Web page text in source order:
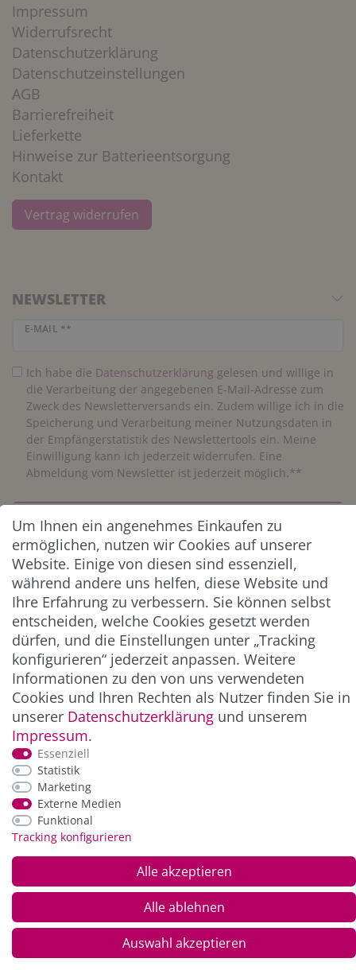
Impressum
Widerrufsrecht
Datenschutzerklärung
Datenschutzeinstellungen
AGB
Barrierefreiheit
Lieferkette
Hinweise zur Batterieentsorgung
Kontakt
Vertrag widerrufen
NEWSLETTER
E-MAIL **
Newsletter Honig
Ich habe die Daten­schutz­erklärung gelesen und willige in
die Verarbeitung der angegebenen E-Mail-Adresse zum
Zweck des Newsletterversands ein. Zudem willige ich in die
Speicherung und Verarbeitung meiner Nutzungsdaten in
der Empfängerstatistik des Newslettertools ein. Meine
Einwilligung kann ich jederzeit widerrufen. Eine
Abmeldung vom Newsletter ist jederzeit möglich.**
Abonnieren
** Hierbei handelt es sich um ein Pflichtfeld.
ZAHLUNG & VERSAND
*Alle Preise inkl. der gesetzl. MwSt. zzgl.
und Versandkosten
Um Ihnen ein angenehmes Einkaufen zu
ermöglichen, nutzen wir Cookies auf unserer
Website. Einige von diesen sind essenziell,
während andere uns helfen, diese Website und
Ihre Erfahrung zu verbessern. Sie können selbst
entscheiden, welche Cookies gesetzt werden
dürfen, und die Einstellungen unter „Tracking
konfigurieren“ jederzeit anpassen. Weitere
Informationen zu den von uns verwendeten
Cookies und Ihren Rechten als Nutzer finden Sie in
unserer Daten­schutz­erklärung und unserem
Impressum.
Essenziell
Statistik
Marketing
Externe Medien
Funktional
Tracking konfigurieren
Alle akzeptieren
Alle ablehnen
Auswahl akzeptieren
© Copyright 2026 Alle Rechte vorbehalten. |